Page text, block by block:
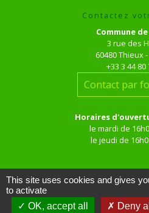
Contactez
Commune
3 rue des
60480 Thieux -
+33 3 44 80
Contact par
Horaires
le mardi de
le jeudi de
This site uses cookies and gives
to activate
OK, accept all
Deny